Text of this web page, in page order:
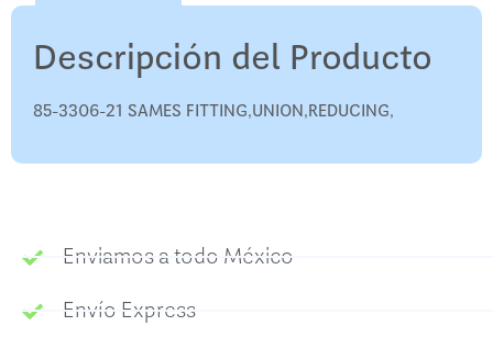
Descripción del Producto
85-3306-21 SAMES FITTING,UNION,REDUCING,
Enviamos a todo México
Envío Express